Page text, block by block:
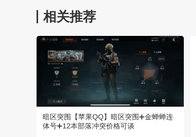
相关推荐
暗区突围【苹果QQ】暗区突围➕金蝉蝉连
体号➕12本部落冲突价格可谈